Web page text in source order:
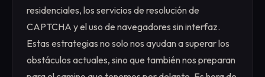
residenciales, los servicios de resolución de
CAPTCHA y el uso de navegadores sin interfaz.
Estas estrategias no solo nos ayudan a superar los
obstáculos actuales, sino que también nos preparan